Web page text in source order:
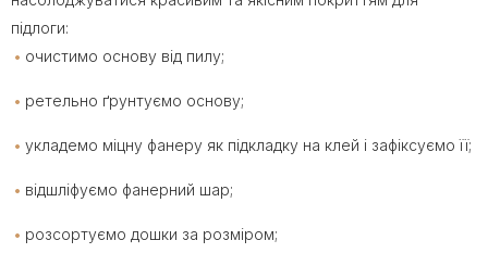
підлоги:
очистимо основу від пилу;
ретельно ґрунтуємо основу;
укладемо міцну фанеру як підкладку на клей і зафіксуємо її;
відшліфуємо фанерний шар;
розсортуємо дошки за розміром;